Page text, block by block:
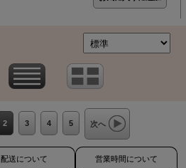
2 3 4 5 次へ
配送について 営業時間について